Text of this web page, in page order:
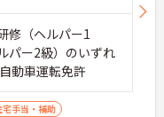
修（ヘルパー1
パー2級）のいずれ
動車運転免許
宅手当・補助